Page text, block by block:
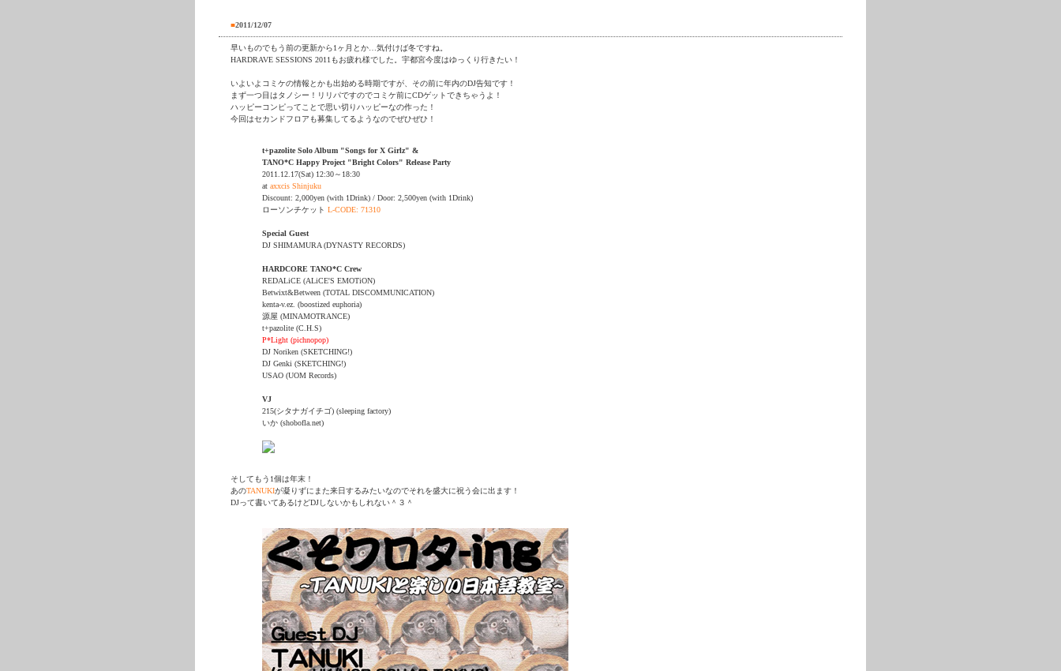
■2011/12/07
早いものでもう前の更新から1ヶ月とか…気付けば冬ですね。
HARDRAVE SESSIONS 2011もお疲れ様でした。宇都宮今度はゆっくり行きたい！
いよいよコミケの情報とかも出始める時期ですが、その前に年内のDJ告知です！
まず一つ目はタノシー！リリパですのでコミケ前にCDゲットできちゃうよ！
ハッピーコンピってことで思い切りハッピーなの作った！
今回はセカンドフロアも募集してるようなのでぜひぜひ！
t+pazolite Solo Album "Songs for X Girlz" &
TANO*C Happy Project "Bright Colors" Release Party
2011.12.17(Sat) 12:30～18:30
at axxcis Shinjuku
Discount: 2,000yen (with 1Drink) / Door: 2,500yen (with 1Drink)
ローソンチケット L-CODE: 71310
Special Guest
DJ SHIMAMURA (DYNASTY RECORDS)
HARDCORE TANO*C Crew
REDALiCE (ALiCE'S EMOTiON)
Betwixt&Between (TOTAL DISCOMMUNICATION)
kenta-v.ez. (boostized euphoria)
源屋 (MINAMOTRANCE)
t+pazolite (C.H.S)
P*Light (pichnopop)
DJ Noriken (SKETCHING!)
DJ Genki (SKETCHING!)
USAO (UOM Records)
VJ
215(シタナガイチゴ) (sleeping factory)
いか (shobofla.net)
そしてもう1個は年末！
あのTANUKIが凝りずにまた来日するみたいなのでそれを盛大に祝う会に出ます！
DJって書いてあるけどDJしないかもしれない＾３＾